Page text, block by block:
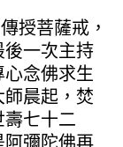
授菩薩戒，
一次主持
念佛求生
晨起，焚
七十二